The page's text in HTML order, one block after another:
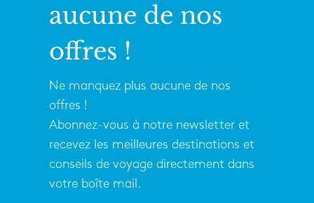
aucune de nos
offres !
Ne manquez plus aucune de nos
offres !
Abonnez-vous à notre newsletter et
recevez les meilleures destinations et
conseils de voyage directement dans
votre boîte mail.